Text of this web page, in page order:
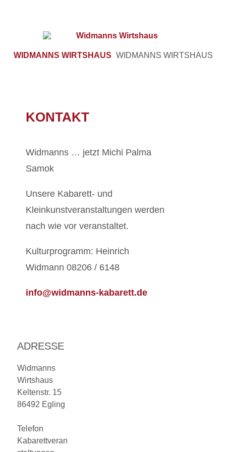
WIDMANNS WIRTSHAUS WIDMANNS WIRTSHAUS
KONTAKT
Widmanns … jetzt Michi Palma
Samok
Unsere Kabarett- und
Kleinkunstveranstaltungen werden
nach wie vor veranstaltet.
Kulturprogramm: Heinrich
Widmann 08206 / 6148
info@widmanns-kabarett.de
ADRESSE
Widmanns
Wirtshaus
Keltenstr. 15
86492 Egling
Telefon
Kabarettveran